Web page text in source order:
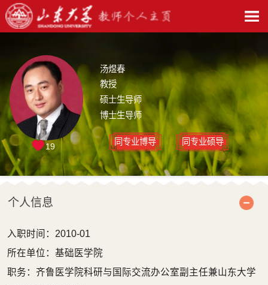
汤煜春
教授
硕士生导师
博士生导师
同专业博导 同专业硕导
19
个人信息
入职时间：2010-01
所在单位：基础医学院
职务：齐鲁医学院科研与国际交流办公室副主任兼山东大学